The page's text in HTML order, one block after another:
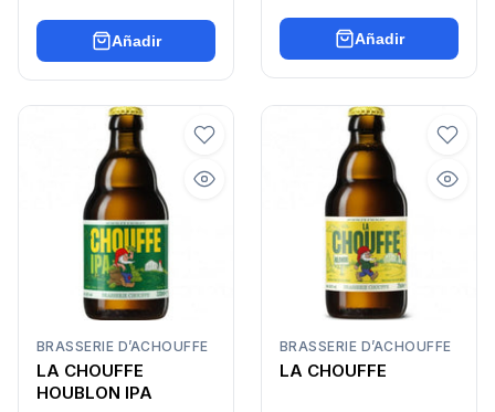
Añadir Añadir
BRASSERIE D’ACHOUFFE
LA CHOUFFE
HOUBLON IPA
BRASSERIE D’ACHOUFFE
LA CHOUFFE